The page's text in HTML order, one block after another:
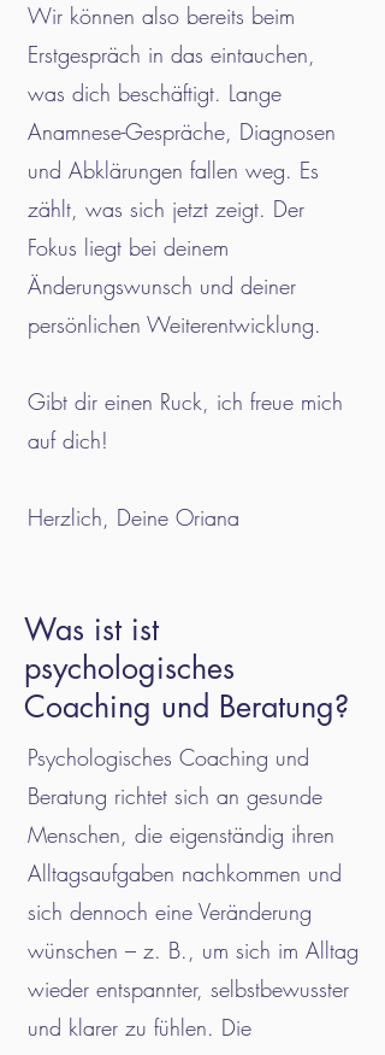
Wir können also bereits beim
Erstgespräch in das eintauchen,
was dich beschäftigt. Lange
Anamnese-Gespräche, Diagnosen
und Abklärungen fallen weg. Es
zählt, was sich jetzt zeigt. Der
Fokus liegt bei deinem
Änderungswunsch und deiner
persönlichen Weiterentwicklung.
Gibt dir einen Ruck, ich freue mich
auf dich!
Herzlich, Deine Oriana
Was ist ist
psychologisches
Coaching und Beratung?
Psychologisches Coaching und
Beratung richtet sich an gesunde
Menschen, die eigenständig ihren
Alltagsaufgaben nachkommen und
sich dennoch eine Veränderung
wünschen – z. B., um sich im Alltag
wieder entspannter, selbstbewusster
und klarer zu fühlen. Die